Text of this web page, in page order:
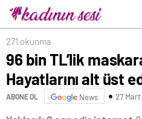
271 okunma
96 bin TL’lik
Hayatlarını alt üst
ABONE OL News 27